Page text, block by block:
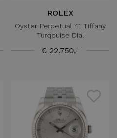
ROLEX
Oyster Perpetual 41 Tiffany
Turqouise Dial
€ 22.750,-